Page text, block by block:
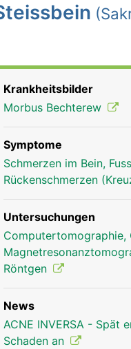
Krankheitsbilder
Morbus Bechterew
Symptome
Schmerzen im Bein, Fuss
Rückenschmerzen
Untersuchungen
Computertomographie,
Röntgen
News
ACNE INVERSA - Spät
Schaden an